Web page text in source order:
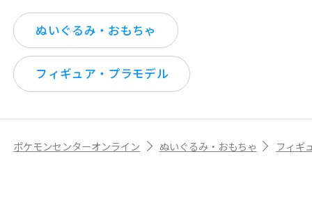
ぬいぐるみ・おもちゃ
フィギュア・プラモデル
ポケモンセンターオンライン ぬいぐるみ・おもちゃ フィギ